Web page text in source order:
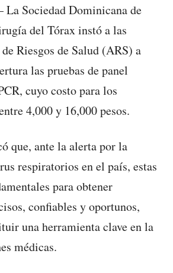
La Sociedad Dominicana de
del Tórax instó a las
Riesgos de Salud (ARS) a
las pruebas de panel
cuyo costo para los
4,000 y 16,000 pesos.
que, ante la alerta por la
respiratorios en el país, estas
para obtener
confiables y oportunos,
una herramienta clave en la
médicas.